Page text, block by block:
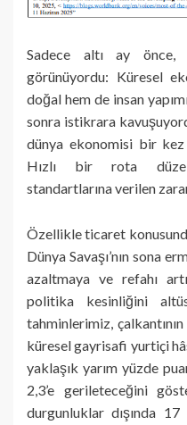
Sadece altı ay
görünüyordu: Küresel
doğal hem de insan
sonra istikrara
dünya ekonomisi bir
Hızlı bir rota
standartlarına verilen
Özellikle ticaret
Dünya Savaşı’nın sona
azaltmaya ve refahı
politika kesinliğini
tahminlerimiz,
küresel gayrisafi yurtiçi
yaklaşık yarım yüzde
2,3’e gerileteceğini
durgunluklar dışında 17